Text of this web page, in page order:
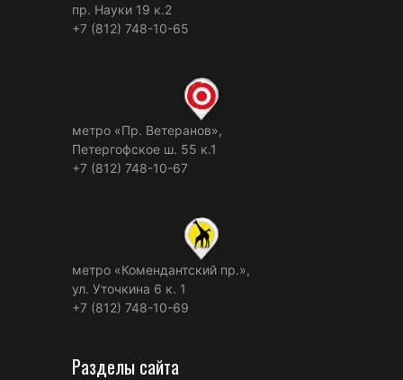
пр. Науки 19 к.2
+7 (812) 748-10-65
метро «Пр. Ветеранов»,
Петергофское ш. 55 к.1
+7 (812) 748-10-67
метро «Комендантский пр.»,
ул. Уточкина 6 к. 1
+7 (812) 748-10-69
Разделы сайта